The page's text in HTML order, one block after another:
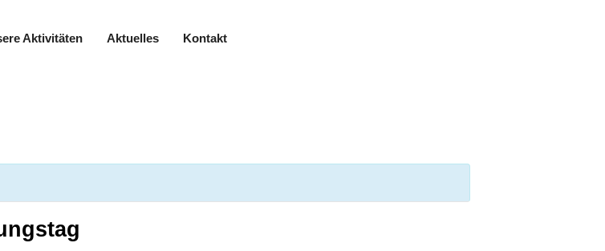
Aktivitäten Aktuelles Kontakt